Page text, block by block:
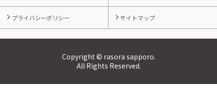
プライバシーポリシー サイトマップ
Copyright © rasora sapporo.
All Rights Reserved.